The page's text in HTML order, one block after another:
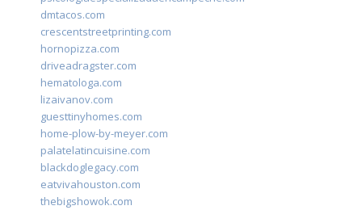
dmtacos.com
crescentstreetprinting.com
hornopizza.com
driveadragster.com
hematologa.com
lizaivanov.com
guesttinyhomes.com
home-plow-by-meyer.com
palatelatincuisine.com
blackdoglegacy.com
eatvivahouston.com
thebigshowok.com